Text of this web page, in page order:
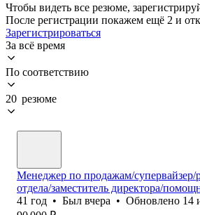
Чтобы видеть все резюме,
После регистрации покажем ещё 2 и
Зарегистрироваться
За всё время
По соответствию
20 резюме
Менеджер по продажам/супервайзер/
отдела/заместитель директора/
41 год • Был вчера • Обновлено 14